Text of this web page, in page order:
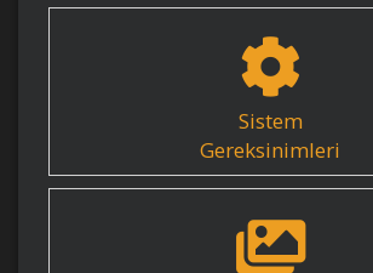
Sistem
Gereksinimleri